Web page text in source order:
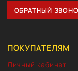
ОБРАТНЫЙ
ПОКУПАТЕЛЯМ
Личный кабинет